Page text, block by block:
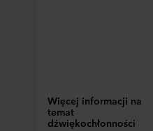
Więcej informacji na
temat
dźwiękochłonności